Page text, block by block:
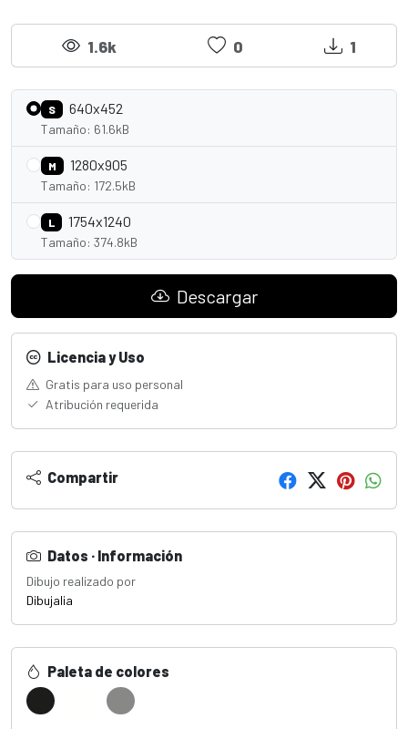
1.6k 0 1
S 640x452
Tamaño: 61.6kB
M 1280x905
Tamaño: 172.5kB
L 1754x1240
Tamaño: 374.8kB
Descargar
Licencia y Uso
Gratis para uso personal
Atribución requerida
Compartir
Datos · Información
Dibujo realizado por
Dibujalia
Paleta de colores